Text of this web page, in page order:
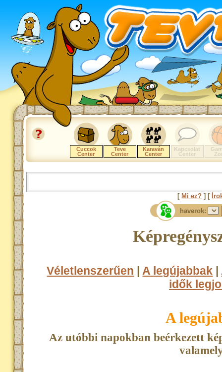
Cuccok
Center
Teve
Center
Karaván
Center
Kapcsolat
Center
[ Mi ez? ] [
haverok:
Véletlenszerűen | A legújabbak |
idők
A
Az utóbbi napokban beérkezett